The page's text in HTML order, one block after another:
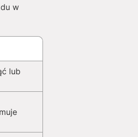
w
lub